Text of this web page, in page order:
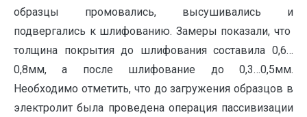
образцы промовались, высушивались и
подвергались к шлифованию. Замеры показали, что
толщина покрытия до шлифования составила 0,6…
0,8мм, а после шлифование до 0,3…0,5мм.
Необходимо отметить, что до загружения образцов в
электролит была проведена операция пассивизации